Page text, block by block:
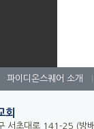
파이디온스퀘어 소개
회
서초대로 141-25 (방